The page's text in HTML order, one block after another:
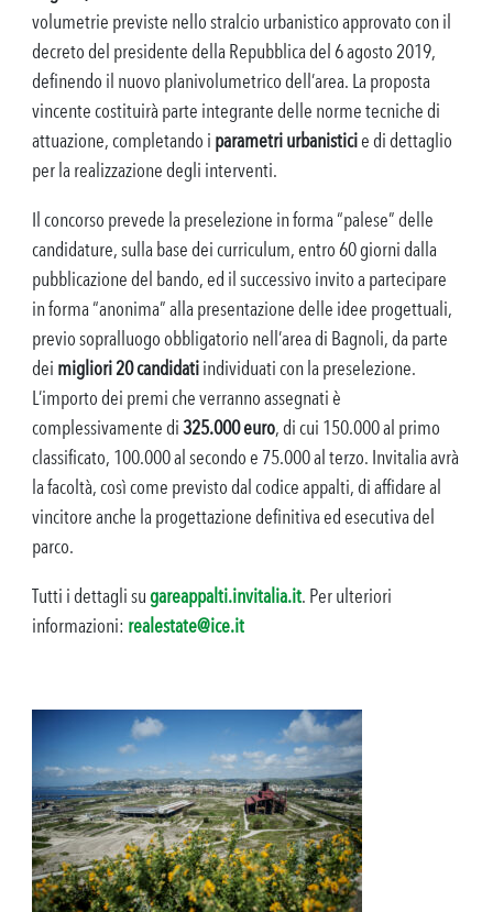
volumetrie previste nello stralcio urbanistico approvato con il
decreto del presidente della Repubblica del 6 agosto 2019,
definendo il nuovo planivolumetrico dell’area. La proposta
vincente costituirà parte integrante delle norme tecniche di
attuazione, completando i parametri urbanisticie di dettaglio
per la realizzazione degli interventi.
Il concorso prevede la preselezione in forma “palese” delle
candidature, sulla base dei curriculum, entro 60 giorni dalla
pubblicazione del bando, ed il successivo invito a partecipare
in forma “anonima” alla presentazione delle idee progettuali,
previo sopralluogo obbligatorio nell’area di Bagnoli, da parte
dei migliori 20 candidatiindividuati con la preselezione.
L’importo dei premi che verranno assegnati è
complessivamente di325.000 euro, di cui 150.000 al primo
classificato, 100.000 al secondo e 75.000 al terzo. Invitalia avrà
la facoltà, così come previsto dal codice appalti, di affidare al
vincitore anche la progettazione definitiva ed esecutiva del
parco.
Tutti i dettagli sugareappalti.invitalia.it. Per ulteriori
informazioni: realestate@ice.it